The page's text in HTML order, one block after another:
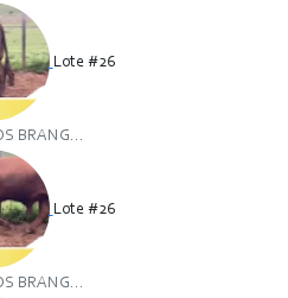
Lote #26
BRANG...
Lote #26
BRANG...